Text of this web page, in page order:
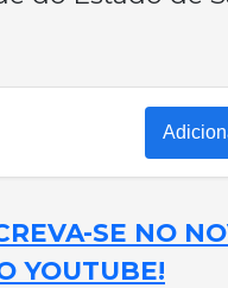
SE NO
YOUTUBE!